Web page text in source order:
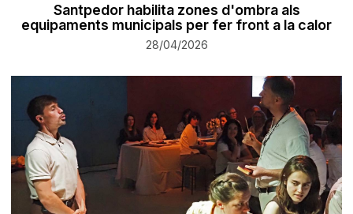
Santpedor habilita zones d'ombra als
equipaments municipals per fer front a la calor
28/04/2026